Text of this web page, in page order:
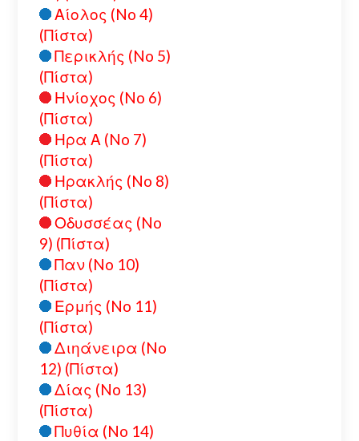
Αίολος (No 4)
(Πίστα)
Περικλής (No 5)
(Πίστα)
Ηνίοχος (No 6)
(Πίστα)
Ηρα Α (No 7)
(Πίστα)
Ηρακλής (No 8)
(Πίστα)
Οδυσσέας (No
9) (Πίστα)
Παν (No 10)
(Πίστα)
Ερμής (No 11)
(Πίστα)
Διηάνειρα (No
12) (Πίστα)
Δίας (No 13)
(Πίστα)
Πυθία (No 14)